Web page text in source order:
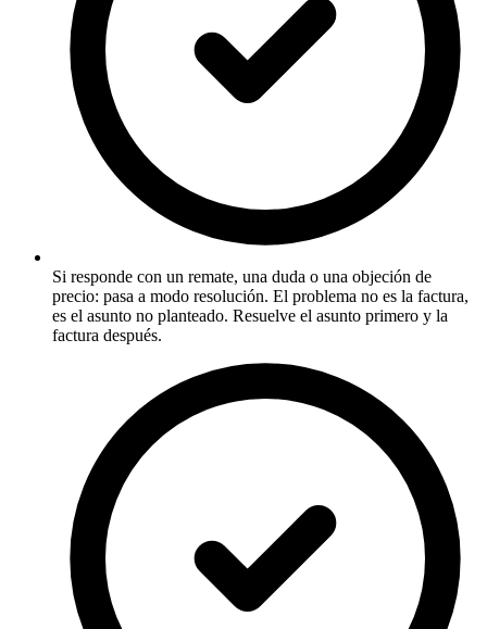
Si responde con un remate, una duda o una objeción de
precio: pasa a modo resolución. El problema no es la factura,
es el asunto no planteado. Resuelve el asunto primero y la
factura después.